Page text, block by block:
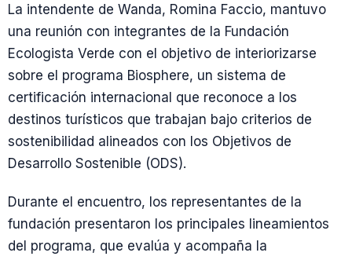
La intendente de Wanda, Romina Faccio, mantuvo
una reunión con integrantes de la Fundación
Ecologista Verde con el objetivo de interiorizarse
sobre el programa Biosphere, un sistema de
certificación internacional que reconoce a los
destinos turísticos que trabajan bajo criterios de
sostenibilidad alineados con los Objetivos de
Desarrollo Sostenible (ODS).
Durante el encuentro, los representantes de la
fundación presentaron los principales lineamientos
del programa, que evalúa y acompaña la